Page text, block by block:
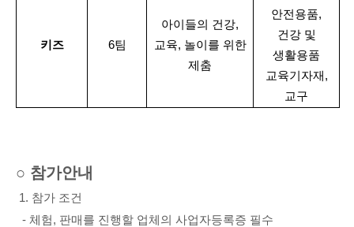
키즈 6팀
아이들의 건강,
교육, 놀이를 위한
제춤
안전용품,
건강 및
생활용품
교육기자재 ,
교구
○ 참가안내
1. 참가 조건
- 체험, 판매를 진행할 업체의 사업자등록증 필수